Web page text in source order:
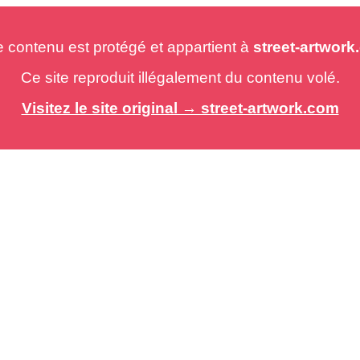
est protégé et appartient à street-
Ce site reproduit illégalement du contenu volé.
Visitez le site original → street-artwork.com